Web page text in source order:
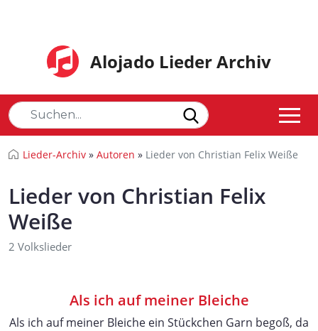
Alojado Lieder Archiv
Lieder-Archiv » Autoren » Lieder von Christian Felix Weiße
Lieder von Christian Felix
Weiße
2 Volkslieder
Als ich auf meiner Bleiche
Als ich auf meiner Bleiche ein Stückchen Garn begoß, da